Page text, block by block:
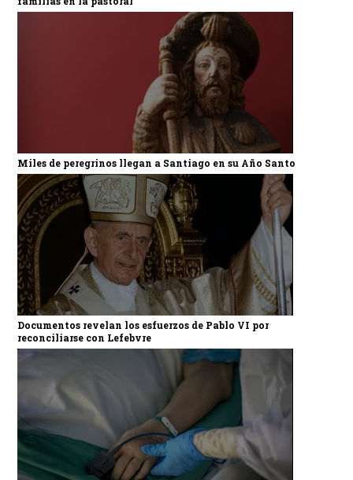
Miles de peregrinos llegan a Santiago en su Año Santo
Documentos revelan los esfuerzos de Pablo VI por
reconciliarse con Lefebvre